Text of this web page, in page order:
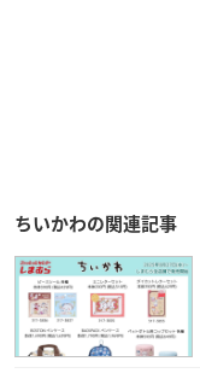
ちいかわの関連記事